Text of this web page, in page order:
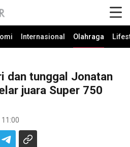
Internasional Olahraga
dan tunggal Jonatan
juara Super 750